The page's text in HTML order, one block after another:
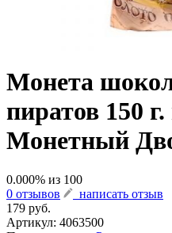
Монета
пиратов 150
Монетный
0.000% из 100
0 отзывов
написать отзыв
179 руб.
Артикул: 4063500